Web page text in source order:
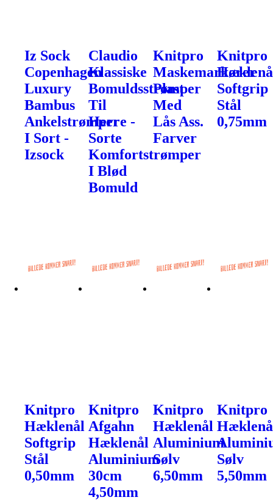
Iz Sock
Copenhagen
Luxury
Bambus
Ankelstrømper
I Sort -
Izsock
Claudio
Klassiske
Bomuldsstrømper
Til
Herre -
Sorte
Komfortstrømper
I Blød
Bomuld
Knitpro
Maskemarkører
Plast
Med
Lås Ass.
Farver
Knitpro
Softgrip
Stål
0,75mm
Knitpro
Hæklenål
Softgrip
Stål
0,50mm
Knitpro
Afgahn
Hæklenål
Aluminium
30cm
4,50mm
Knitpro
Hæklenål
Aluminium
Sølv
6,50mm
Knitpro
Sølv
5,50mm